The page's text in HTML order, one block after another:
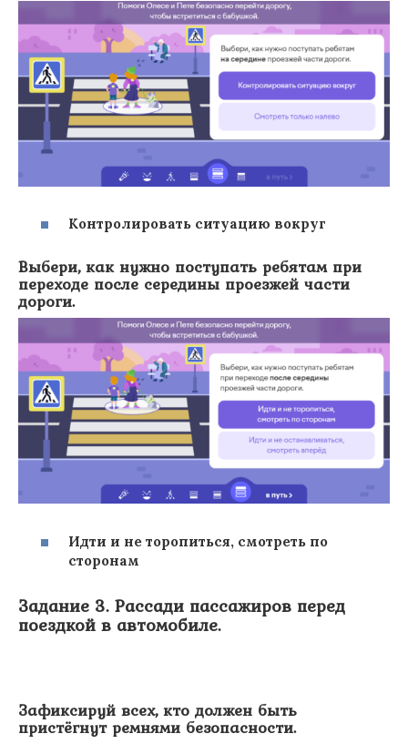
Контролировать ситуацию вокруг
Выбери, как нужно поступать ребятам при
переходе после середины проезжей части
дороги.
Идти и не торопиться, смотреть по
сторонам
Задание 3. Рассади пассажиров перед
поездкой в автомобиле.
Зафиксируй всех, кто должен быть
пристёгнут ремнями безопасности.